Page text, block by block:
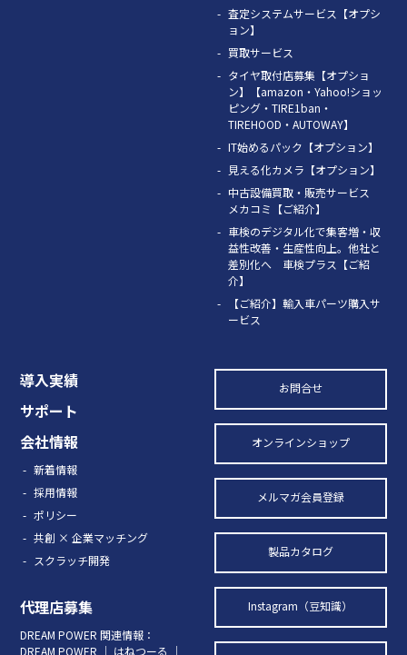
査定システムサービス【オプシ
ョン】
買取サービス
タイヤ取付店募集【オプショ
ン】【amazon・Yahoo!ショッ
ピング・TIRE1ban・
TIREHOOD・AUTOWAY】
IT始めるパック【オプション】
見える化カメラ【オプション】
中古設備買取・販売サービス
メカコミ【ご紹介】
車検のデジタル化で集客増・収
益性改善・生産性向上。他社と
差別化へ 車検プラス【ご紹
介】
【ご紹介】輸入車パーツ購入サ
ービス
導入実績
サポート
会社情報
新着情報
採用情報
ポリシー
共創 × 企業マッチング
スクラッチ開発
代理店募集
DREAM POWER 関連情報：
DREAM POWER
はねつーる
お問合せ
オンラインショップ
メルマガ会員登録
製品カタログ
Instagram（豆知識）